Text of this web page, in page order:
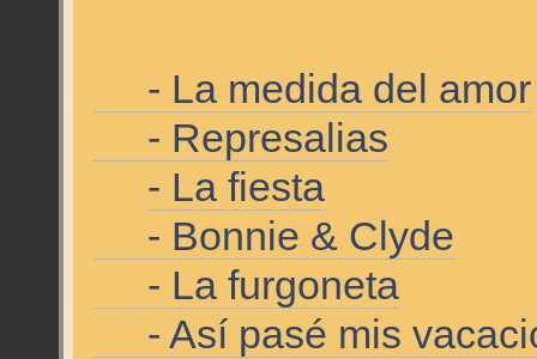
- La medida del amor
- Represalias
- La fiesta
- Bonnie & Clyde
- La furgoneta
- Así pasé mis